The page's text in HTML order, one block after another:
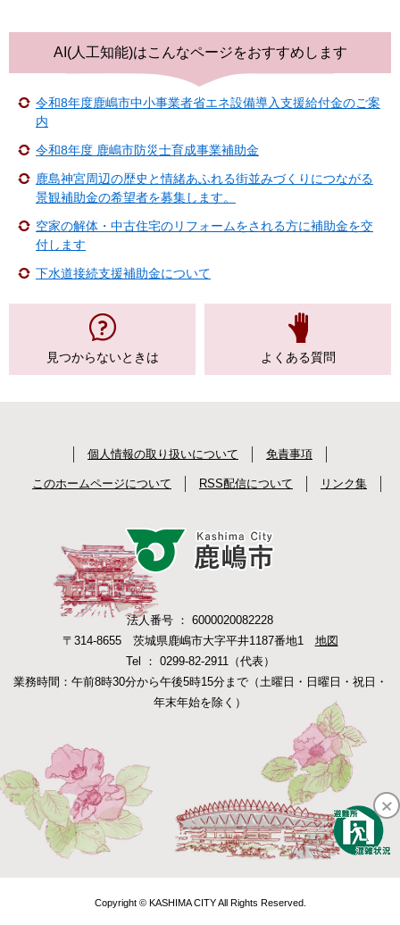
AI(人工知能)はこんなページをおすすめします
令和8年度鹿嶋市中小事業者省エネ設備導入支援給付金のご案
内
令和8年度 鹿嶋市防災士育成事業補助金
鹿島神宮周辺の歴史と情緒あふれる街並みづくりにつながる
景観補助金の希望者を募集します。
空家の解体・中古住宅のリフォームをされる方に補助金を交
付します
下水道接続支援補助金について
見つからないときは よくある質問
個人情報の取り扱いについて 免責事項
このホームページについて RSS配信について リンク集
法人番号 ： 6000020082228
〒314-8655 茨城県鹿嶋市大字平井1187番地1 地図
Tel ： 0299-82-2911（代表）
業務時間：午前8時30分から午後5時15分まで（土曜日・日曜日・祝日・
年末年始を除く）
Copyright © KASHIMA CITY All Rights Reserved.